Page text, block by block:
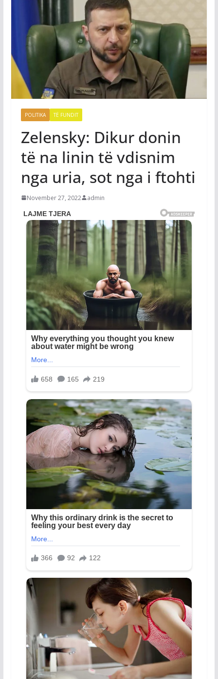
POLITIKA TË FUNDIT
Zelensky: Dikur donin
të na linin të vdisnim
nga uria, sot nga i ftohti
November 27, 2022 admin